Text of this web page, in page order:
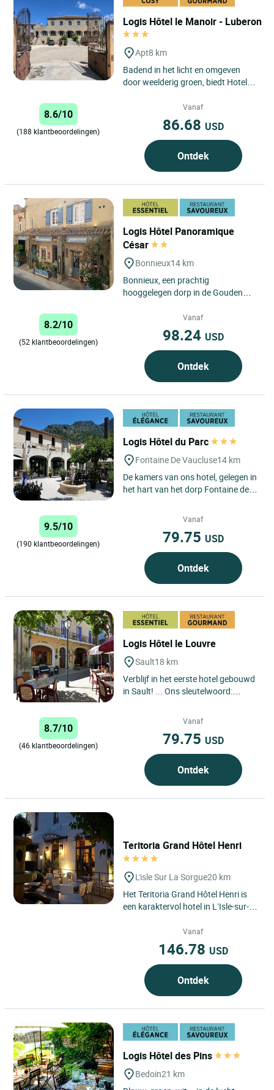
Logis Hôtel le Manoir - Luberon
Apt8 km
Badend in het licht en omgeven
door weelderig groen, biedt Hotel
kwaliteitsdiensten in een
beschermde...
8.6/10
(188 klantbeoordelingen)
Vanaf
86.68 USD
Ontdek
Logis Hôtel Panoramique
César
Bonnieux14 km
Bonnieux, een prachtig
hooggelegen dorp in de Gouden
van de Provence, ligt op 10 km...
8.2/10
(52 klantbeoordelingen)
Vanaf
98.24 USD
Ontdek
Logis Hôtel du Parc
Fontaine De Vaucluse14 km
De kamers van ons hotel, gelegen in
het hart van het dorp Fontaine de
ontspanning waar...
9.5/10
(190 klantbeoordelingen)
Vanaf
79.75 USD
Ontdek
Logis Hôtel le Louvre
Sault18 km
Verblijf in het eerste hotel gebouwd
in Sault! ... Ons sleutelwoord:
ontspannen. Het is in deze...
8.7/10
(46 klantbeoordelingen)
Vanaf
79.75 USD
Ontdek
Teritoria Grand Hôtel Henri
L'isle Sur La Sorgue20 km
Het Teritoria Grand Hôtel Henri is
een karaktervol hotel in L’Isle-sur-la-
Provence-Alpes-Côte...
Vanaf
146.78 USD
Ontdek
Logis Hôtel des Pins
Bedoin21 km